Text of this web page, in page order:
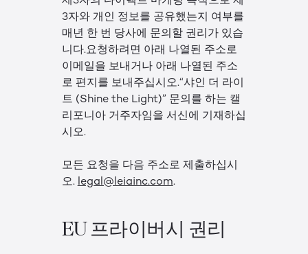
3자와 개인 정보를 공유했는지 여부를
매년 한 번 당사에 문의할 권리가 있습
니다.요청하려면 아래 나열된 주소로
이메일을 보내거나 아래 나열된 주소
로 편지를 보내주십시오.“샤인 더 라이
트 (Shine the Light)” 문의를 하는 캘
리포니아 거주자임을 서신에 기재하십
시오.
모든 요청을 다음 주소로 제출하십시
오. legal@leiainc.com.
EU 프라이버시 권리